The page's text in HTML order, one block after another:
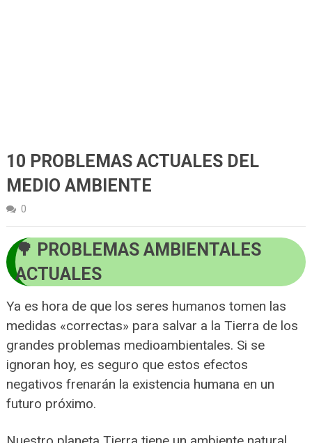
10 PROBLEMAS ACTUALES DEL
MEDIO AMBIENTE
0
PROBLEMAS AMBIENTALES
ACTUALES
Ya es hora de que los seres humanos tomen las
medidas «correctas» para salvar a la Tierra de los
grandes problemas medioambientales. Si se
ignoran hoy, es seguro que estos efectos
negativos frenarán la existencia humana en un
futuro próximo.